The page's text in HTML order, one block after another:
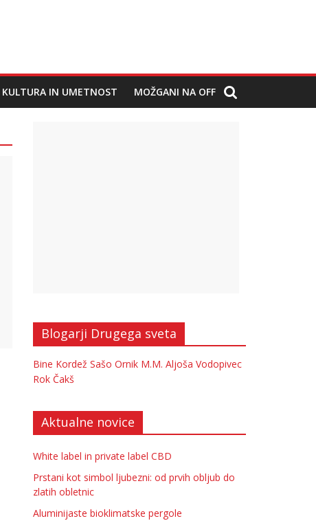
KULTURA IN UMETNOST MOŽGANI NA OFF
Blogarji Drugega sveta
Bine Kordež Sašo Ornik M.M. Aljoša Vodopivec
Rok Čakš
Aktualne novice
White label in private label CBD
Prstani kot simbol ljubezni: od prvih obljub do
zlatih obletnic
Aluminijaste bioklimatske pergole